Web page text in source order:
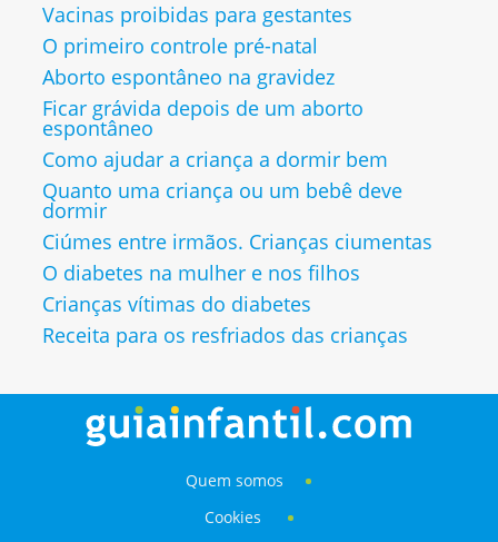
Vacinas proibidas para gestantes
O primeiro controle pré-natal
Aborto espontâneo na gravidez
Ficar grávida depois de um aborto
espontâneo
Como ajudar a criança a dormir bem
Quanto uma criança ou um bebê deve
dormir
Ciúmes entre irmãos. Crianças ciumentas
O diabetes na mulher e nos filhos
Crianças vítimas do diabetes
Receita para os resfriados das crianças
Quem somos
Cookies